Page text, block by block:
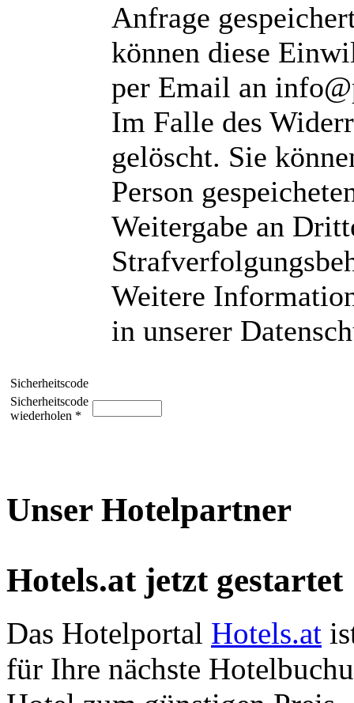
Anfrage
können diese
per Email an
Im Falle des
gelöscht. Sie
Person
Weitergabe an
Weitere
in unserer
Sicherheitscode
Sicherheitscode
wiederholen *
Unser Hotelpartner
Hotels.at jetzt gestartet
Das Hotelportal Hotels.at
für Ihre nächste